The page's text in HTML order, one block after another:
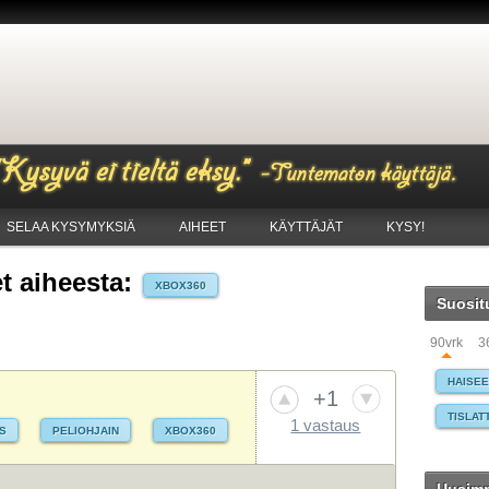
SELAA KYSYMYKSIÄ AIHEET KÄYTTÄJÄT KYSY!
aiheesta: XBOX360
PELIOHJAIN XBOX360
+1
1 vastaus
90vrk
HAISEE